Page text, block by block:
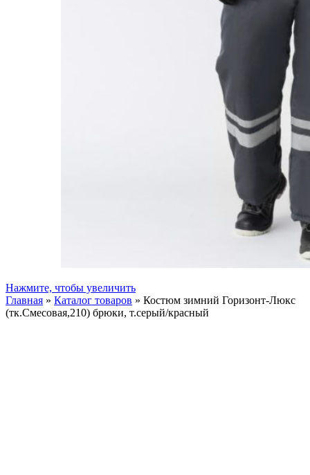
Нажмите, чтобы увеличить
Главная » Каталог товаров » Костюм зимний Горизонт-Люкс
(тк.Смесовая,210) брюки, т.серый/красный